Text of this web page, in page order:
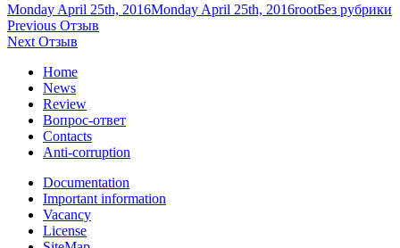
Posted
on
Monday April 25th, 2016Monday April 25th, 2016Author
rootCategories
Без рубрики
Post
navigation
Previous Previous
post:
Отзыв
Next Next
Отзыв
Home
News
Review
Вопрос-ответ
Contacts
Anti-corruption
Documentation
Important information
Vacancy
License